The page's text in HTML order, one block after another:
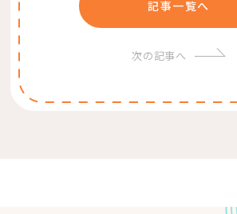
記事一覧へ
次の記事へ